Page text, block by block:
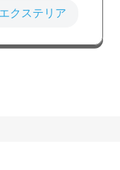
エクステリア